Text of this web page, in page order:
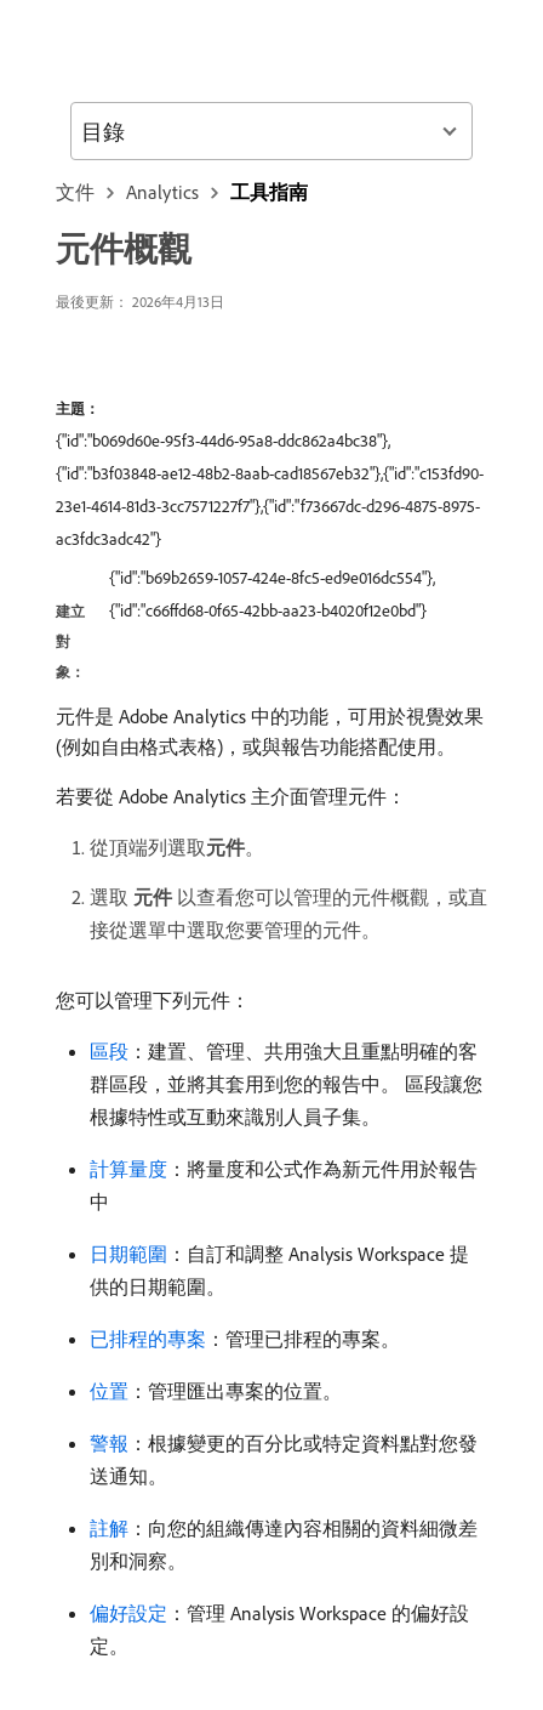
文件 Analytics 工具指南
元件概觀
最後更新： 2026年4月13日
主題：
{"id":"b069d60e-95f3-44d6-95a8-ddc862a4bc38"},
{"id":"b3f03848-ae12-48b2-8aab-cad18567eb32"},{"id":"c153fd90-
23e1-4614-81d3-3cc7571227f7"},{"id":"f73667dc-d296-4875-8975-
ac3fdc3adc42"}
建立
對
象：
{"id":"b69b2659-1057-424e-8fc5-ed9e016dc554"},
{"id":"c66ffd68-0f65-42bb-aa23-b4020f12e0bd"}
元件是 Adobe Analytics 中的功能，可用於視覺效果
(例如自由格式表格)，或與報告功能搭配使用。
若要從 Adobe Analytics 主介面管理元件：
從頂端列選取​元件。
選取​ 元件 ​以查看您可以管理的元件概觀，或直
接從選單中選取您要管理的元件。
您可以管理下列元件：
區段 ：建置、管理、共用強大且重點明確的客
群區段，並將其套用到您的報告中。 區段讓您
根據特性或互動來識別人員子集。
計算量度 ：將量度和公式作為新元件用於報告
中
日期範圍 ：自訂和調整 Analysis Workspace 提
供的日期範圍。
已排程的專案 ：管理已排程的專案。
位置 ：管理匯出專案的位置。
警報 ：根據變更的百分比或特定資料點對您發
送通知。
註解 ：向您的組織傳達內容相關的資料細微差
別和洞察。
偏好設定 ：管理 Analysis Workspace 的偏好設
定。
目錄